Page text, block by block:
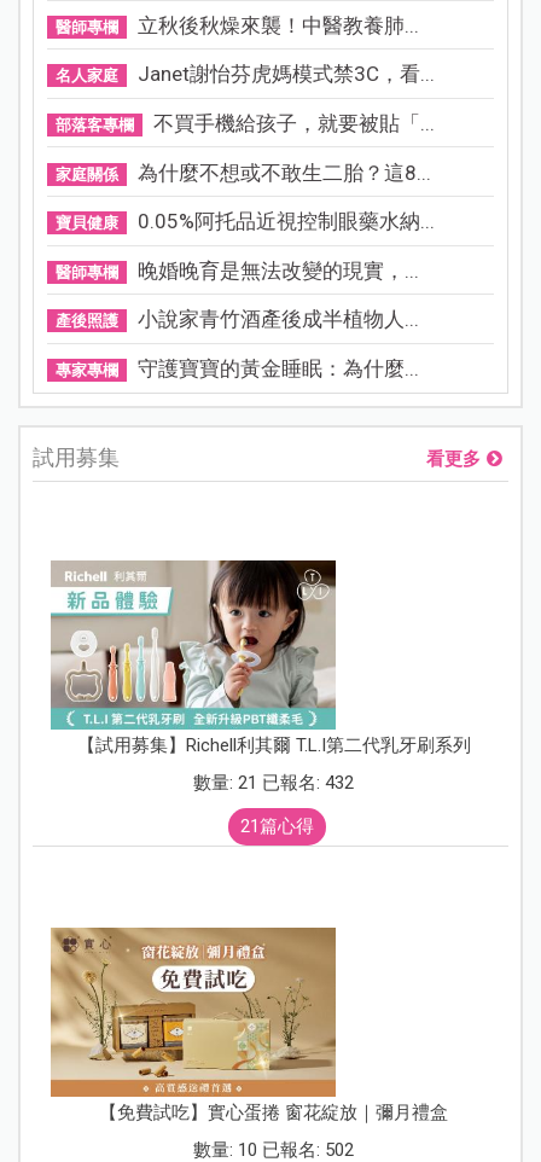
醫師專欄 立秋後秋燥來襲！中醫教養肺...
名人家庭 Janet謝怡芬虎媽模式禁3C，看...
部落客專欄 不買手機給孩子，就要被貼「...
家庭關係 為什麼不想或不敢生二胎？這8...
寶貝健康 0.05%阿托品近視控制眼藥水納...
醫師專欄 晚婚晚育是無法改變的現實，...
產後照護 小說家青竹酒產後成半植物人...
專家專欄 守護寶寶的黃金睡眠：為什麼...
試用募集 看更多
【試用募集】Richell利其爾 T.L.I第二代乳牙刷系列
數量: 21 已報名: 432
21篇心得
【免費試吃】實心蛋捲 窗花綻放｜彌月禮盒
數量: 10 已報名: 502